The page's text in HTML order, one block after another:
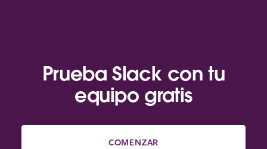
Prueba Slack con tu
equipo gratis
COMENZAR